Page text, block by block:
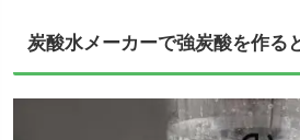
炭酸水メーカーで強炭酸を作る